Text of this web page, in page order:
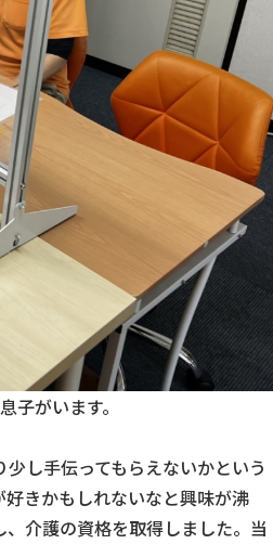
がいます。
し手伝ってもらえないかという
きかもしれないなと興味が沸
介護の資格を取得しました。当